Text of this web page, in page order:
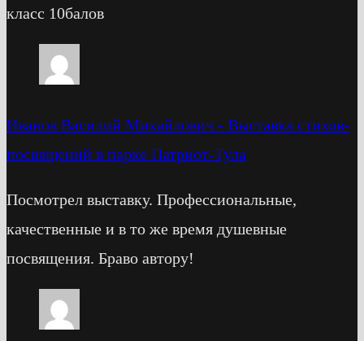
класс 10балов
Иванов Василий Михайлович - Выставка стихов-
посвящений в парке Патриот-Тула
Посмотрел выставку. Профессиональные,
качественные и в то же время душевные
посвящения. Браво автору!